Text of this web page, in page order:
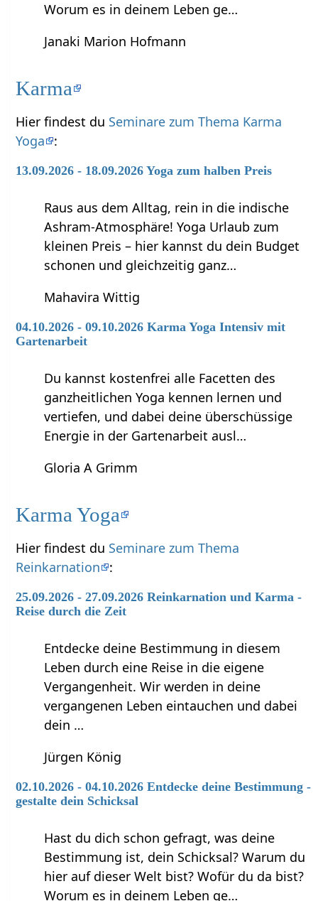
Worum es in deinem Leben ge…
Janaki Marion Hofmann
Karma
Hier findest du Seminare zum Thema Karma
Yoga
:
13.09.2026 - 18.09.2026 Yoga zum halben Preis
Raus aus dem Alltag, rein in die indische
Ashram-Atmosphäre! Yoga Urlaub zum
kleinen Preis – hier kannst du dein Budget
schonen und gleichzeitig ganz…
Mahavira Wittig
04.10.2026 - 09.10.2026 Karma Yoga Intensiv mit
Gartenarbeit
Du kannst kostenfrei alle Facetten des
ganzheitlichen Yoga kennen lernen und
vertiefen, und dabei deine überschüssige
Energie in der Gartenarbeit ausl…
Gloria A Grimm
Karma Yoga
Hier findest du Seminare zum Thema
Reinkarnation
:
25.09.2026 - 27.09.2026 Reinkarnation und Karma -
Reise durch die Zeit
Entdecke deine Bestimmung in diesem
Leben durch eine Reise in die eigene
Vergangenheit. Wir werden in deine
vergangenen Leben eintauchen und dabei
dein …
Jürgen König
02.10.2026 - 04.10.2026 Entdecke deine Bestimmung -
gestalte dein Schicksal
Hast du dich schon gefragt, was deine
Bestimmung ist, dein Schicksal? Warum du
hier auf dieser Welt bist? Wofür du da bist?
Worum es in deinem Leben ge…